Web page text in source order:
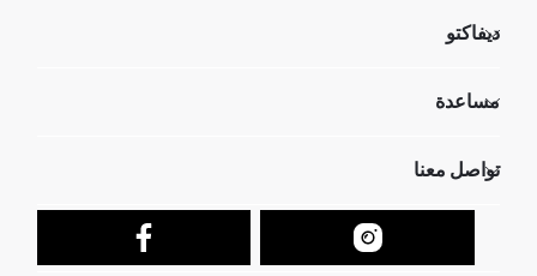
ديفاكتو
تعرف علينا
مساعدة
عمليات الارجاع و الاستبدال السهلة
تتبع الشحنة
كيف يمكنك التسوق في ديفاكتو ؟
كيف تدفع في ديفاكتو؟
تواصل معنا
نموذج الاتصال